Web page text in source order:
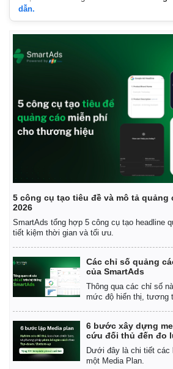
dẫn.
5 công cụ tạo tiêu đề và mô tả
2026
SmartAds tổng hợp 5 công cụ tạo headline
tiết kiệm thời gian và tối ưu.
Các chỉ số quảng
của SmartAds
Thông qua các chỉ số
mức độ hiển thị, tương
6 bước xây dựng
cứu đối thủ đến đo
Dưới đây là chi tiết các
một Media Plan.